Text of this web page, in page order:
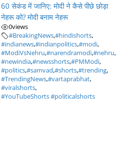
60 सेकंड में जानिए: मोदी ने कैसे पीछे छोड़ा
नेहरू को? मोदी बनाम नेहरू
0views
#BreakingNews,#hindishorts,
#indianews,#indianpolitics,#modi,
#ModiVsNehru,#narendramodi,#nehru,
#newindia,#newsshorts,#PMModi,
#politics,#samvad,#shorts,#trending,
#TrendingNews,#vartaprabhat,
#viralshorts,
#YouTubeShorts #politicalshorts